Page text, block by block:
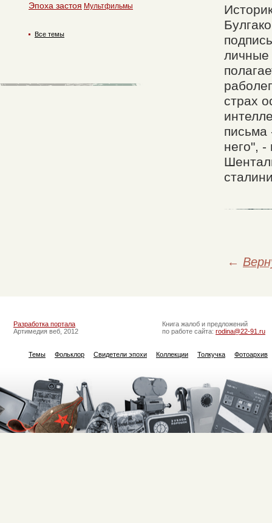
личные
страх
письма
него",
←
Эпоха застоя Мультфильмы
Все темы
Разработка портала
Артимедия веб, 2012
Книга жалоб и предложений
по работе сайта: rodina@22-91.ru
Темы Фольклор Свидетели эпохи Коллекции Толкучка Фотоархив